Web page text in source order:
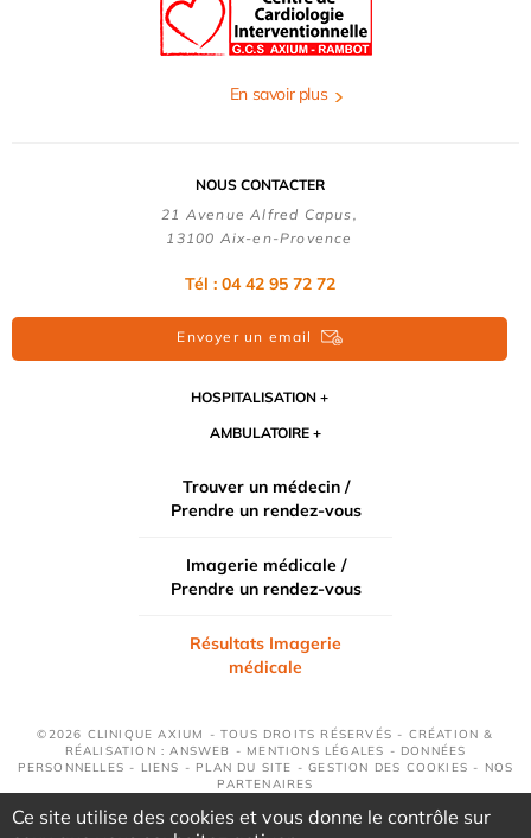
En savoir plus
NOUS CONTACTER
21 Avenue Alfred Capus,
13100 Aix-en-Provence
Tél : 04 42 95 72 72
Envoyer un email
HOSPITALISATION
AMBULATOIRE
Trouver un médecin /
Prendre un rendez-vous
Imagerie médicale /
Prendre un rendez-vous
Résultats Imagerie
médicale
©2026 CLINIQUE AXIUM - TOUS DROITS RÉSERVÉS - CRÉATION &
RÉALISATION : ANSWEB - MENTIONS LÉGALES - DONNÉES
PERSONNELLES - LIENS - PLAN DU SITE -GESTION DES COOKIES - NOS
PARTENAIRES
Ce site utilise des cookies et vous donne le contrôle sur